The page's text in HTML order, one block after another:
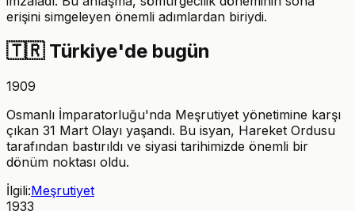
erişini simgeleyen önemli adımlardan biriydi.
🇹🇷 Türkiye'de bugün
1909
Osmanlı İmparatorluğu'nda Meşrutiyet yönetimine karşı
çıkan 31 Mart Olayı yaşandı. Bu isyan, Hareket Ordusu
tarafından bastırıldı ve siyasi tarihimizde önemli bir
dönüm noktası oldu.
İlgili:Meşrutiyet
1933